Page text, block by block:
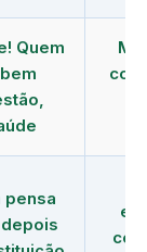
Quem
pensa